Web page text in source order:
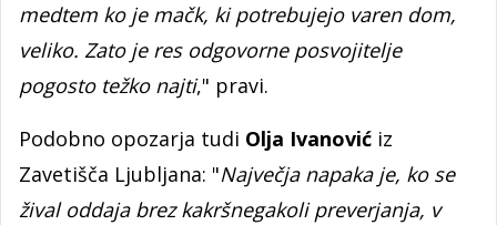
medtem ko je mačk, ki potrebujejo varen dom,
veliko. Zato je res odgovorne posvojitelje
pogosto težko najti," pravi.
Podobno opozarja tudi Olja Ivanović iz
Zavetišča Ljubljana: "Največja napaka je, ko se
žival oddaja brez kakršnegakoli preverjanja, v